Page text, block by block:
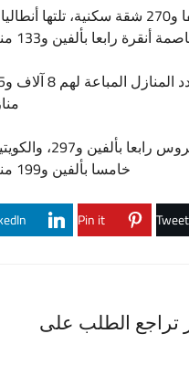
وتصدر
وجاء الإيرانيون في المرتبة الثانية بـ3 آلاف و652 شقة، والسعوديون ثالثا بألفين
خامسا بألفين و199 منزلا.
Tweet
Pin it
تراجع الطلب على